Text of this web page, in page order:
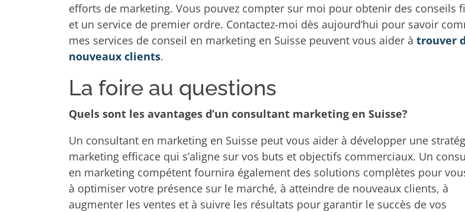
efforts de marketing. Vous pouvez compter sur moi pour obtenir des conseils
et un service de premier ordre. Contactez-moi dès aujourd’hui pour savoir
mes services de conseil en marketing en Suisse peuvent vous aider à trouver
nouveaux clients.
La foire au questions
Quels sont les avantages d’un consultant marketing en Suisse?
Un consultant en marketing en Suisse peut vous aider à développer une
marketing efficace qui s’aligne sur vos buts et objectifs commerciaux. Un
en marketing compétent fournira également des solutions complètes pour
à optimiser votre présence sur le marché, à atteindre de nouveaux clients, à
augmenter les ventes et à suivre les résultats pour garantir le succès de vos